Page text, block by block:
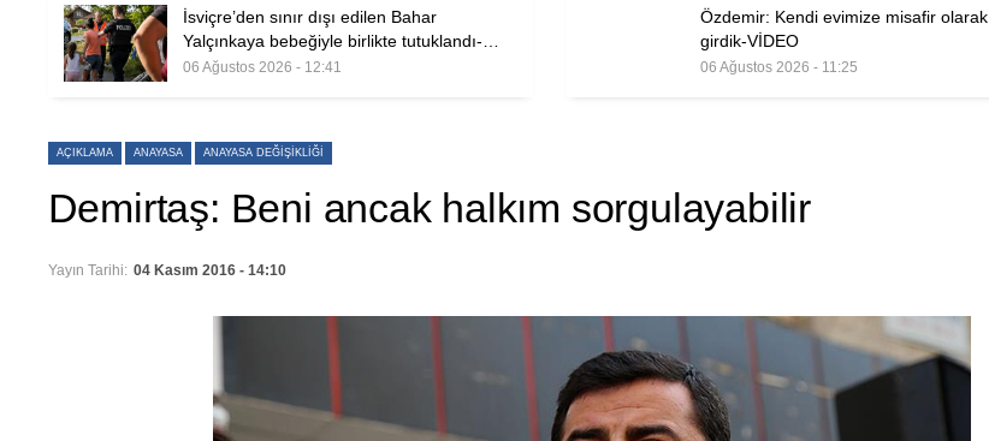
İsviçre’den sınır dışı edilen Bahar
Yalçınkaya bebeğiyle birlikte tutuklandı-…
06 Ağustos 2026 - 12:41
Özdemir: Kendi evimize misafir olarak
girdik-VİDEO
06 Ağustos 2026 - 11:25
AÇIKLAMA ANAYASA ANAYASA DEĞIŞIKLIĞI
Demirtaş: Beni ancak halkım sorgulayabilir
Yayın Tarihi: 04 Kasım 2016 - 14:10